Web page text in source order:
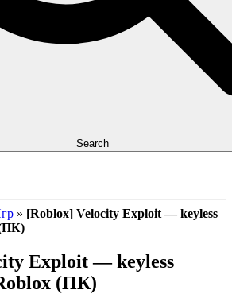
Search
» [Roblox] Velocity Exploit — keyless
Exploit — keyless
(ПК)